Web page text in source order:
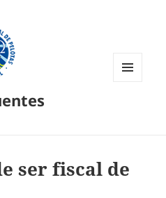
ser fiscal de